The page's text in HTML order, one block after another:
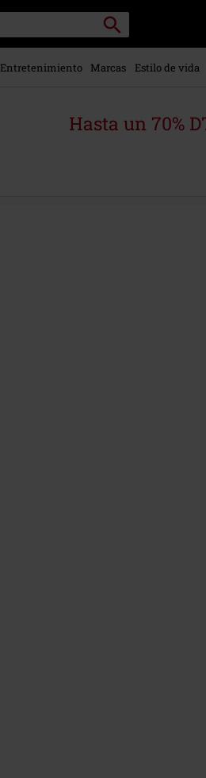
Buscar
Entretenimiento Marcas Estilo de vida
Hasta un 70%